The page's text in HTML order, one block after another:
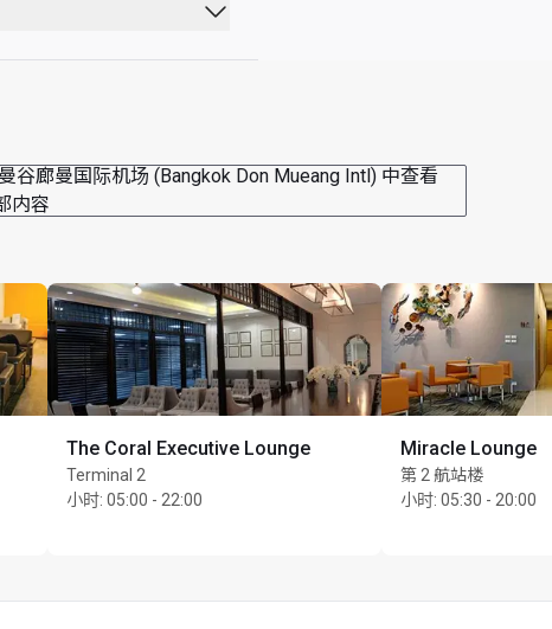
谷廊曼国际机场 (Bangkok Don Mueang Intl) 中查看
内容
The Coral Executive Lounge
Terminal 2
小时: 05:00 - 22:00
Miracle Lounge
第 2 航站楼
小时: 05:30 - 20:00